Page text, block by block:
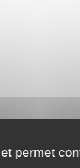
permet